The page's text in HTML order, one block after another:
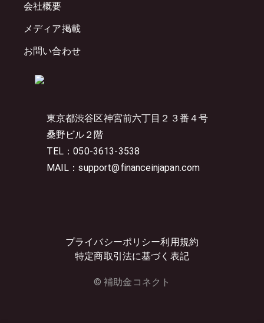
東京都渋谷区神宮前六丁目２３番４号
桑野ビル２階
TEL：050-3613-3538
MAIL：support@financeinjapan.com
プライバシーポリシー利用規約
特定商取引法に基づく表記
© 補助金コネクト
会社概要
メディア掲載
お問い合わせ